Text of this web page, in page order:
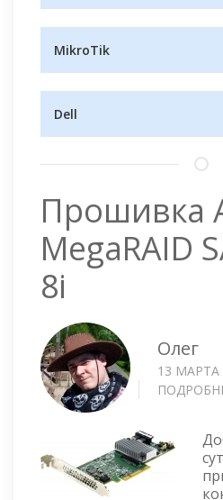
MikroTik
Dell
Прошивка
MegaRAID
8i
Олег
13 МАРТА